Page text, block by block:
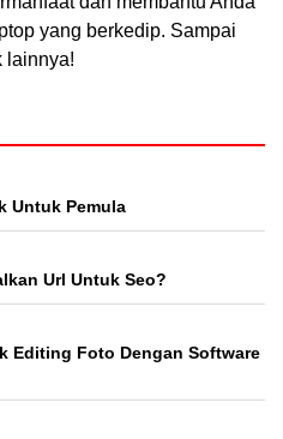
yang berkedip. Sampai
lainnya!
Untuk Pemula
Url Untuk Seo?
Editing Foto Dengan Software